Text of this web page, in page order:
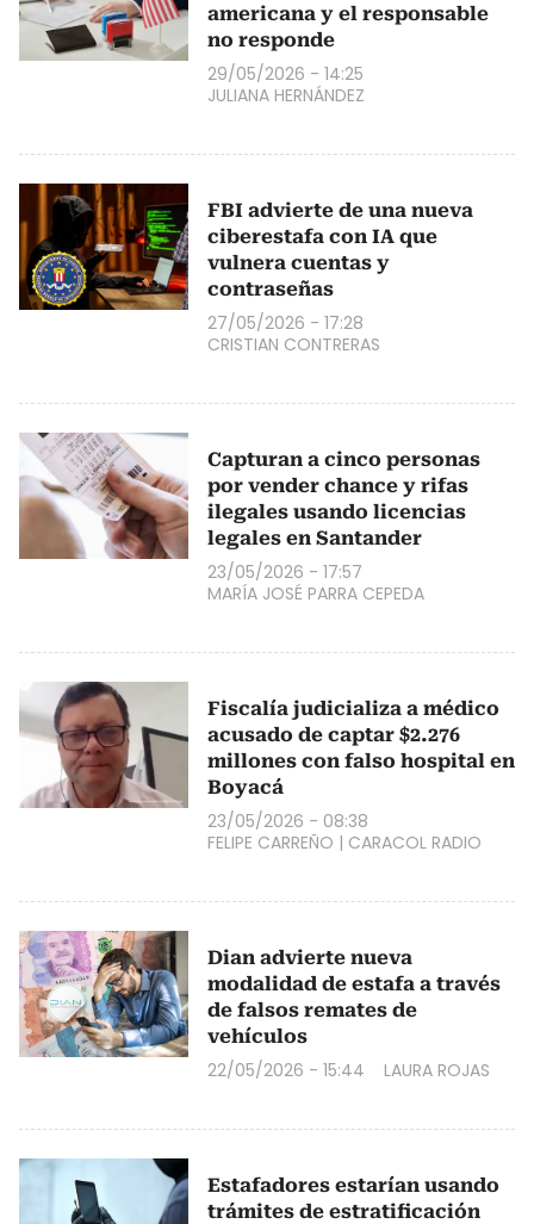
americana y el responsable
no responde
29/05/2026 - 14:25
JULIANA HERNÁNDEZ
FBI advierte de una nueva
ciberestafa con IA que
vulnera cuentas y
contraseñas
27/05/2026 - 17:28
CRISTIAN CONTRERAS
Capturan a cinco personas
por vender chance y rifas
ilegales usando licencias
legales en Santander
23/05/2026 - 17:57
MARÍA JOSÉ PARRA CEPEDA
Fiscalía judicializa a médico
acusado de captar $2.276
millones con falso hospital en
Boyacá
23/05/2026 - 08:38
FELIPE CARREÑO | CARACOL RADIO
Dian advierte nueva
modalidad de estafa a través
de falsos remates de
vehículos
22/05/2026 - 15:44 LAURA ROJAS
Estafadores estarían usando
trámites de estratificación